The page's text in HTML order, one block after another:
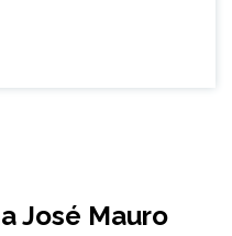
José Mauro